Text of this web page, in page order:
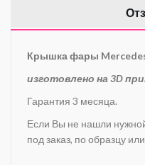
Крышка фары
изготовлено на 3D
Гарантия 3 месяца.
Если Вы не нашли
под заказ, по образцу